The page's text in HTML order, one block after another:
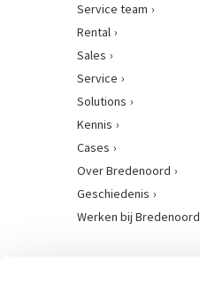
Service team
Rental
Sales
Service
Solutions
Kennis
Cases
Over Bredenoord
Geschiedenis
Werken bij Bredenoord